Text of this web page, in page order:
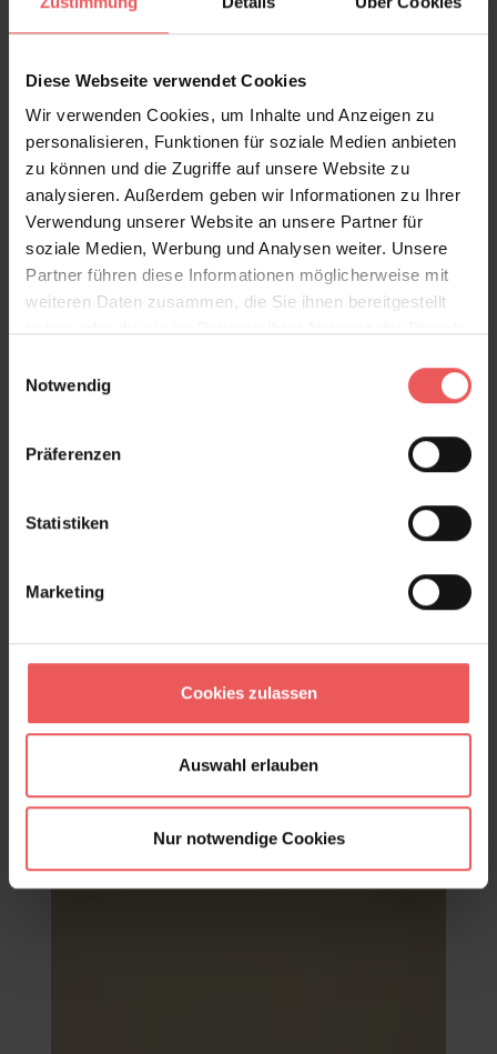
Diese Webseite verwendet Cookies
Wir verwenden Cookies, um Inhalte und Anzeigen zu
personalisieren, Funktionen für soziale Medien anbieten
zu können und die Zugriffe auf unsere Website zu
analysieren. Außerdem geben wir Informationen zu Ihrer
Verwendung unserer Website an unsere Partner für
soziale Medien, Werbung und Analysen weiter. Unsere
Partner führen diese Informationen möglicherweise mit
weiteren Daten zusammen, die Sie ihnen bereitgestellt
Notwendig
Präferenzen
Statistiken
Marketing
Cookies zulassen
Auswahl erlauben
Nur notwendige Cookies
Paper Meadow Wallpaper in Teal
117,95 €
Paper Meadow Wallpaper in Brume